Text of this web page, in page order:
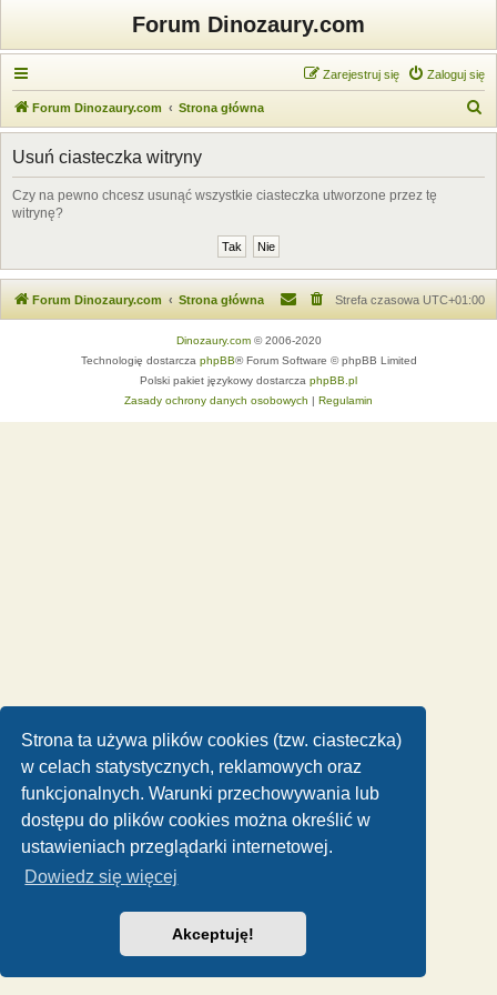
Strona ta używa plików cookies (tzw. ciasteczka)
w celach statystycznych, reklamowych oraz
funkcjonalnych. Warunki przechowywania lub
dostępu do plików cookies można określić w
ustawieniach przeglądarki internetowej.
Dowiedz się więcej
Akceptuję!
Forum Dinozaury.com
Zaloguj się
Zarejestruj się
Forum Dinozaury.com Strona główna
z
Usuń ciasteczka witryny
Czy na pewno chcesz usunąć wszystkie ciasteczka utworzone przez tę
witrynę?
Forum Dinozaury.com Strona główna Strefa czasowa UTC+01:00
Dinozaury.com© 2006-2020
Technologię dostarcza phpBB® Forum Software © phpBB Limited
Polski pakiet językowy dostarcza phpBB.pl
Zasady ochrony danych osobowych | Regulamin